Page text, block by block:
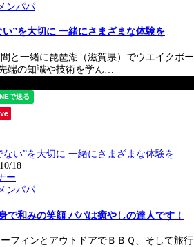
ンパパ
い”を大切に 一緒にさまざまな体験を
と一緒に琵琶湖（滋賀県）でウエイクボ
端の知識や技術を学ん…
18
ー
ンパパ
で和みの笑顔 パパは癒やしの達人です！
フィンとアウトドアでＢＢＱ、そして旅